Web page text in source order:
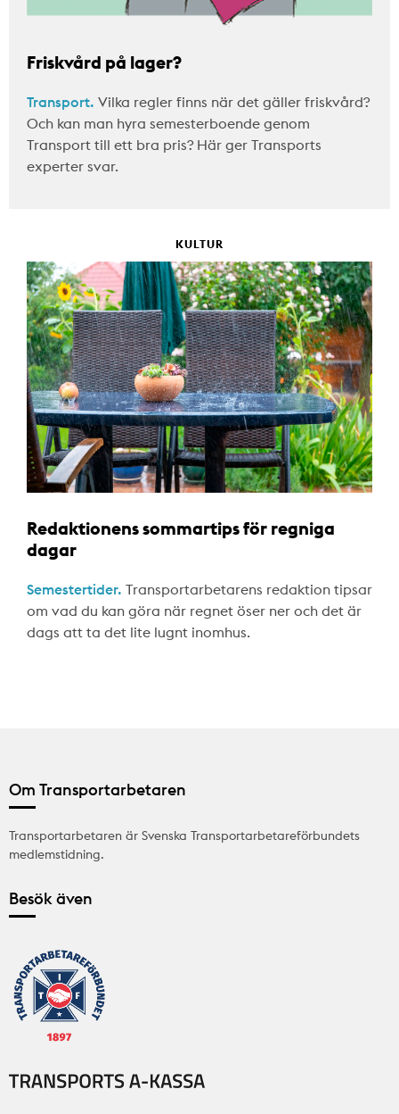
Friskvård på lager?
Transport. Vilka regler finns när det gäller friskvård?
Och kan man hyra semesterboende genom
Transport till ett bra pris? Här ger Transports
experter svar.
KULTUR
Redaktionens sommartips för regniga
dagar
Semestertider. Transportarbetarens redaktion tipsar
om vad du kan göra när regnet öser ner och det är
dags att ta det lite lugnt inomhus.
Om Transportarbetaren
Transportarbetaren är Svenska Transportarbetareförbundets
medlemstidning.
Besök även